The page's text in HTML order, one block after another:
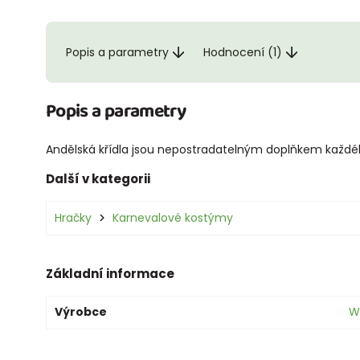
Popis a parametry Hodnocení (1)
Popis a parametry
Andělská křídla jsou nepostradatelným doplňkem
Další v kategorii
Hračky Karnevalové kostýmy
Základní informace
Výrobce